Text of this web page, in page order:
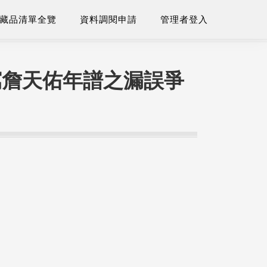
品清單全覽 資料調閱申請 管理者登入
天佑年譜之漏誤爭